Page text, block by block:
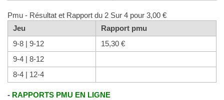
Pmu - Résultat et Rapport du 2 Sur 4 pour 3,00 €
Jeu
Rapport pmu
9-8 | 9-12
15,30 €
9-4 | 8-12
8-4 | 12-4
- RAPPORTS PMU EN LIGNE